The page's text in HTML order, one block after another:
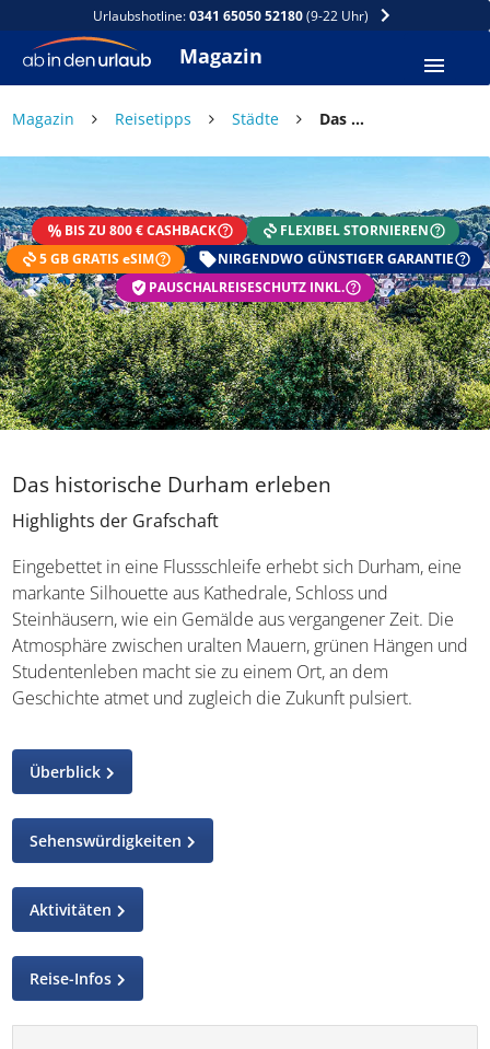
Urlaubshotline:0341 65050 52180(9-22 Uhr)
Magazin
Magazin Reisetipps Städte Das historische Durham erleben
BIS ZU 800 € CASHBACK
FLEXIBEL STORNIEREN
5 GB GRATIS eSIM
NIRGENDWO GÜNSTIGER GARANTIE
PAUSCHALREISESCHUTZ INKL.
Das historische Durham erleben
Highlights der Grafschaft
Eingebettet in eine Flussschleife erhebt sich Durham, eine
markante Silhouette aus Kathedrale, Schloss und
Steinhäusern, wie ein Gemälde aus vergangener Zeit. Die
Atmosphäre zwischen uralten Mauern, grünen Hängen und
Studentenleben macht sie zu einem Ort, an dem
Geschichte atmet und zugleich die Zukunft pulsiert.
Überblick
Sehenswürdigkeiten
Aktivitäten
Reise-Infos